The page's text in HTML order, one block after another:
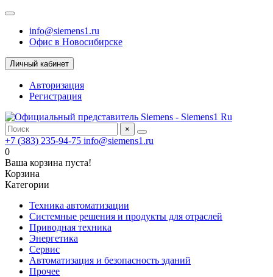
info@siemens1.ru
Офис в Новосибирске
Личный кабинет
Авторизация
Регистрация
×
+7 (383) 235-94-75 info@siemens1.ru
0
Ваша корзина пуста!
Корзина
Категории
Техника автоматизации
Системные решения и продукты для отраслей
Приводная техника
Энергетика
Сервис
Автоматизация и безопасность зданий
Прочее